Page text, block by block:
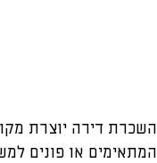
השכרת דירה יוצרת
המתאימים או פונים